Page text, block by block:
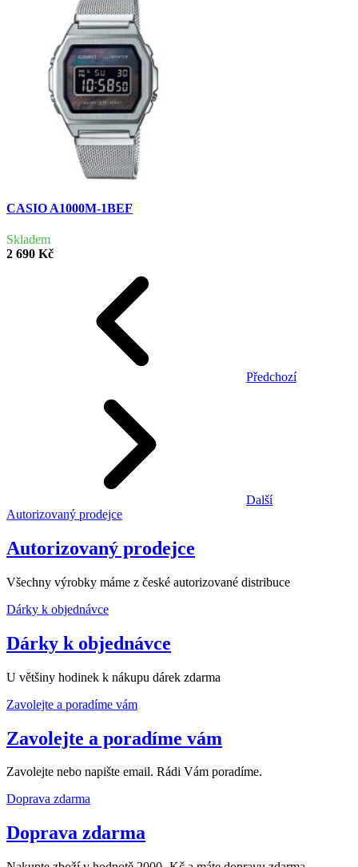
CASIO A1000M-1BEF
Skladem
2 690 Kč
Předchozí
Další
Autorizovaný prodejce
Autorizovaný prodejce
Všechny výrobky máme z české autorizované distribuce
Dárky k objednávce
Dárky k objednávce
U většiny hodinek k nákupu dárek zdarma
Zavolejte a poradíme vám
Zavolejte a poradíme vám
Zavolejte nebo napište email. Rádi Vám poradíme.
Doprava zdarma
Doprava zdarma